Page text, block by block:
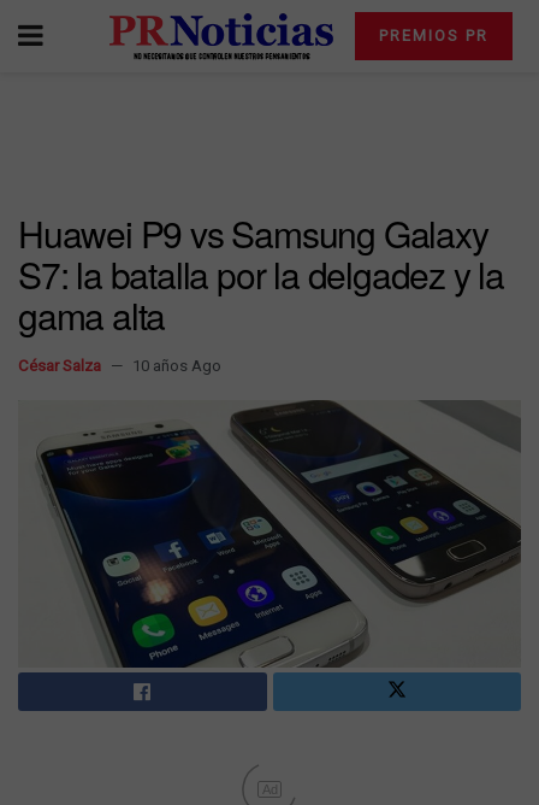
PREMIOS PR
Huawei P9 vs Samsung Galaxy
S7: la batalla por la delgadez y la
gama alta
César Salza 10 años Ago
Ad